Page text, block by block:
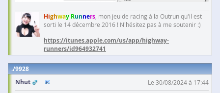
Highway Runners , mon jeu de racing à la Outrun qu'il est
sorti le 14 décembre 2016 ! N'hésitez pas à me soutenir :)
https://itunes.apple.com/us/app/highway-
runners/id964932741
9928
Nhut
Le 30/08/2024 à 17:44